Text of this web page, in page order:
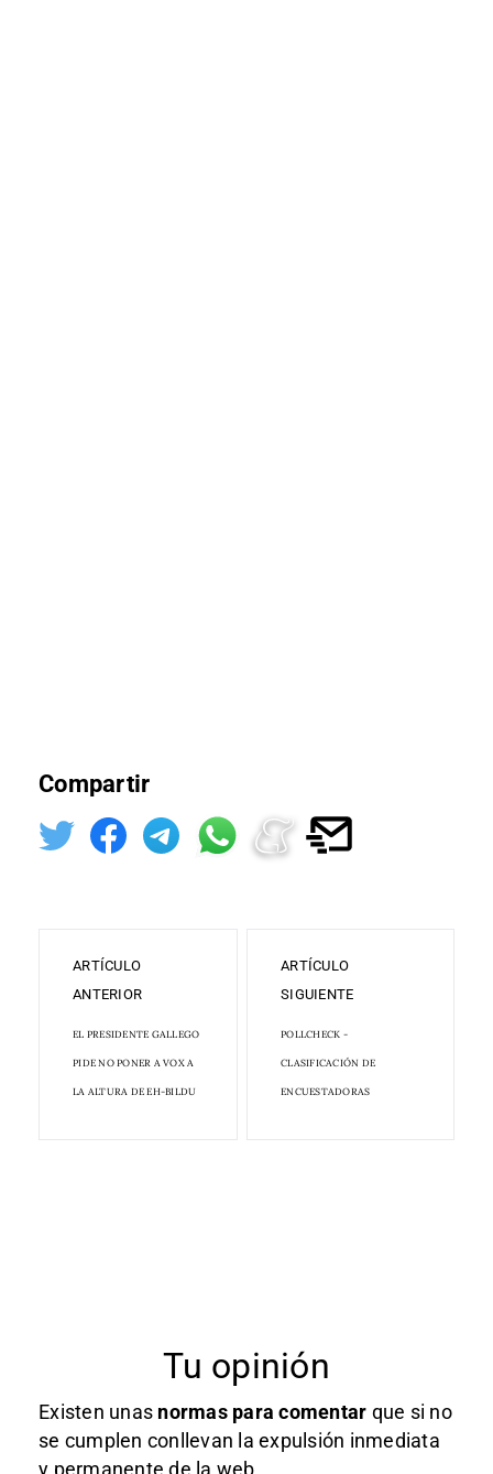
Compartir
ARTÍCULO
ANTERIOR
EL PRESIDENTE GALLEGO
PIDE NO PONER A VOX A
LA ALTURA DE EH-BILDU
ARTÍCULO
SIGUIENTE
POLLCHECK -
CLASIFICACIÓN DE
ENCUESTADORAS
Tu opinión
Existen unas normas para comentar que si no
se cumplen conllevan la expulsión inmediata
y permanente de la web.